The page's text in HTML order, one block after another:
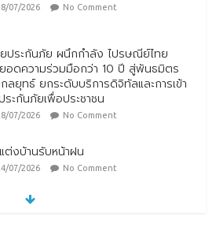
07/2026 No Comment
ประกันภัย ผนึกกำลัง ไปรษณีย์ไทย
อดความร่วมมือกว่า 10 ปี สู่พันธมิตร
กลยุทธ์ ยกระดับบริการดิจิทัลและการเข้า
ระกันภัยเพื่อประชาชน
07/2026 No Comment
ต่งบ้านรับหน้าฝน
07/2026 No Comment